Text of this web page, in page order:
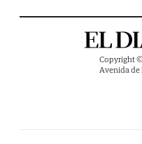
Copyright ©
Avenida de